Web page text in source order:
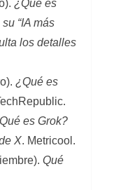
¿Qué es
“IA más
los detalles
¿Qué es
es Grok?
X. Metricool.
Qué